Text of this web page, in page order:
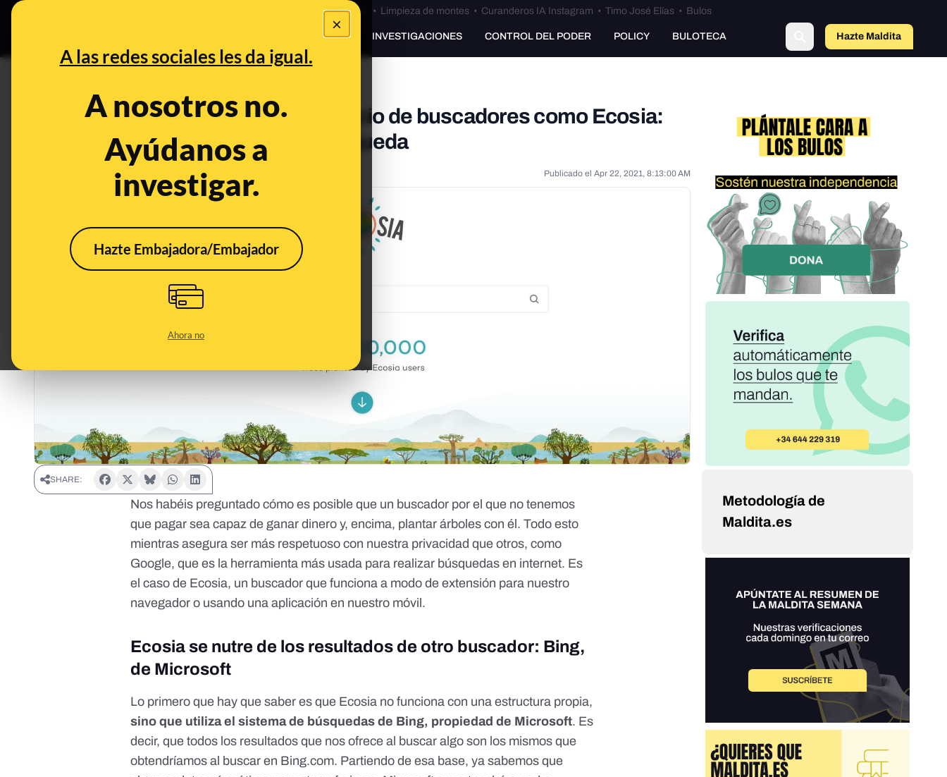
×
A las redes sociales les da igual.
A nosotros no.
Ayúdanos a
investigar.
Hazte Embajadora/Embajador
Ahora no
Bulos Ceuta • Limpieza de montes• Curanderos IA Instagram • Timo José Elías• Bulos
PREBUNKING INVESTIGACIONES CONTROL DEL PODER POLICY BULOTECA Hazte Maldito
a
Cómo funciona el modelo de negocio de buscadores como Ecosia:
dice plantar árboles con cada búsqueda
Publicado el Apr 22, 2021, 8:13:00 AM
SHARE:
Nos habéis preguntado cómo es posible que un buscador por el que no tenemos
que pagar sea capaz de ganar dinero y, encima, plantar árboles con él. Todo esto
mientras asegura ser más respetuoso con nuestra privacidad que otros, como
Google, quees la herramienta más usada para realizar búsquedas en internet. Es
el caso de Ecosia, un buscador que funciona a modo de extensión para nuestro
navegador o usando una aplicación en nuestro móvil.
Ecosia se nutre de los resultados de otro buscador: Bing,
de Microsoft
Lo primero que hay que saber es que Ecosia no funciona con una estructura propia,
sino que utiliza el sistema de búsquedas de Bing, propiedad de Microsoft. Es
decir, que todos los resultados que nos ofrece al buscar algo son los mismos que
obtendríamos al buscar en Bing.com. Partiendo de esa base, ya sabemos que
Metodología de
Maldita.es